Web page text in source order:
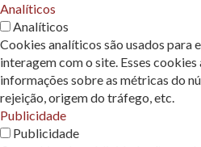
Analíticos
Analíticos
Cookies analíticos são usados ​​para
interagem com o site. Esses
informações sobre as métricas do
rejeição, origem do tráfego, etc.
Publicidade
Publicidade